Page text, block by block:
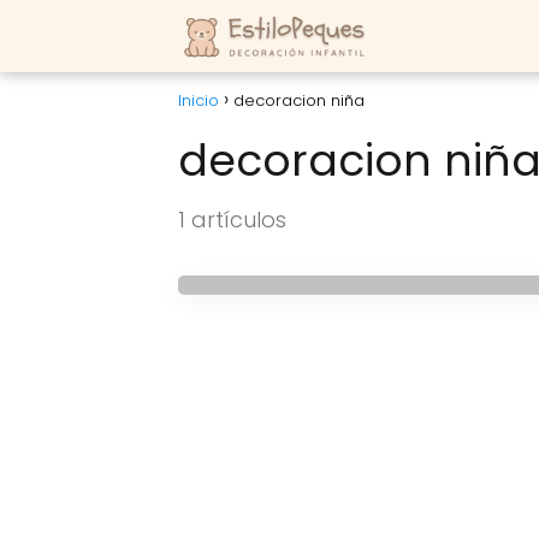
Inicio decoracion niña
decoracion niña
1 artículos
HABITACIONES INFANTILES